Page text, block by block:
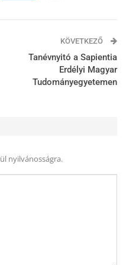
KÖVETKEZŐ
Tanévnyitó a Sapientia
Erdélyi Magyar
Tudományegyetemen
nyilvánosságra.